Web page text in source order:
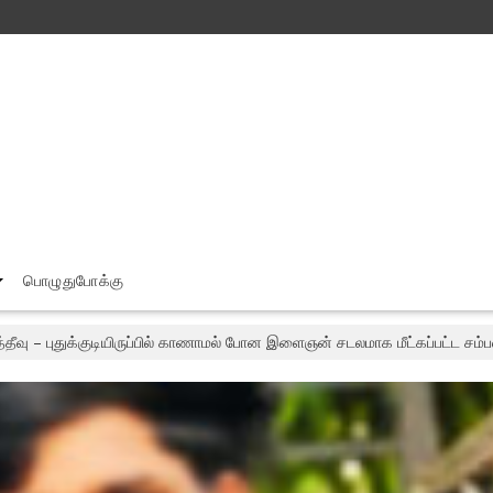
பொழுதுபோக்கு
– புதுக்குடியிருப்பில் காணாமல் போன இளைஞன் சடலமாக மீட்கப்பட்ட